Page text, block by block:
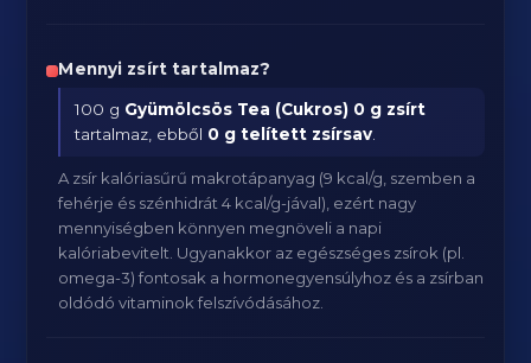
Mennyi zsírt tartalmaz?
100 g Gyümölcsös Tea (Cukros) 0 g zsírt
tartalmaz, ebből 0 g telített zsírsav
A zsír kalóriasűrű makrotápanyag (9 kcal/g, szemben a
fehérje és szénhidrát 4 kcal/g-jával), ezért nagy
mennyiségben könnyen megnöveli a napi
kalóriabevitelt. Ugyanakkor az egészséges zsírok (pl.
omega-3) fontosak a hormonegyensúlyhoz és a zsírban
oldódó vitaminok felszívódásához.